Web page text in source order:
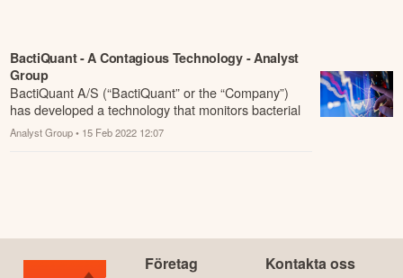
BactiQuant - A Contagious Technology - Analyst
Group
BactiQuant A/S (“BactiQuant” or the “Company”)
has developed a technology that monitors bacterial
contamination in water, proven to detect c...
Analyst Group • 15 Feb 2022 12:07
Företag Kontakta oss